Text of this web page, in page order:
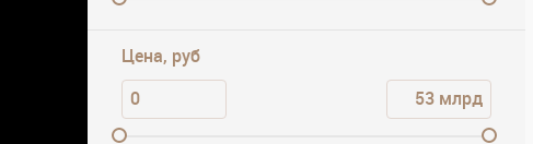
Цена, руб